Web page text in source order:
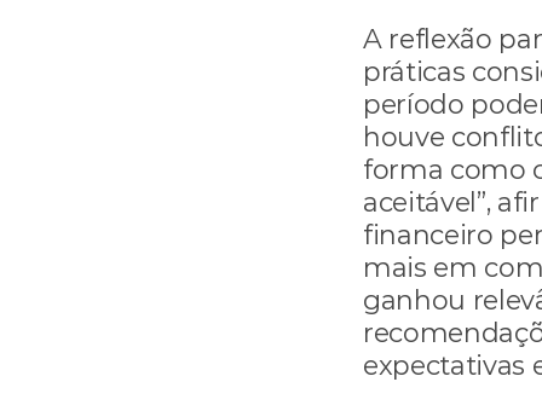
A reflexão
práticas
período
houve
forma como
aceitável”,
financeiro
mais em
ganhou
expectativas